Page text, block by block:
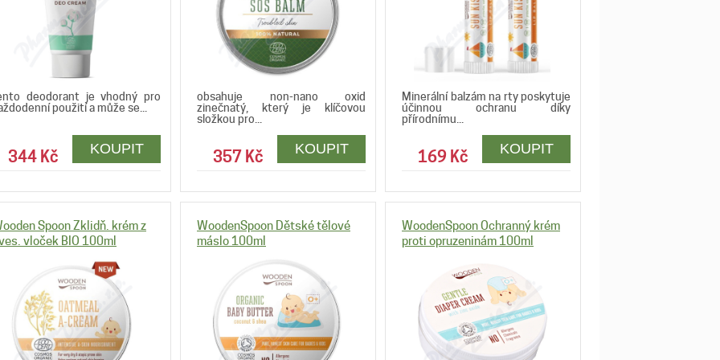
deodorant je vhodný pro
použití a může se...
344 Kč
obsahuje non-nano oxid
zinečnatý, který je klíčovou
složkou pro...
357 Kč
Minerální balzám na rty poskytuje
účinnou ochranu díky
přírodnímu...
169 Kč
Spoon Zklidň. krém z
vloček BIO 100ml
WoodenSpoon Dětské tělové
máslo 100ml
WoodenSpoon Ochranný krém
proti opruzeninám 100ml